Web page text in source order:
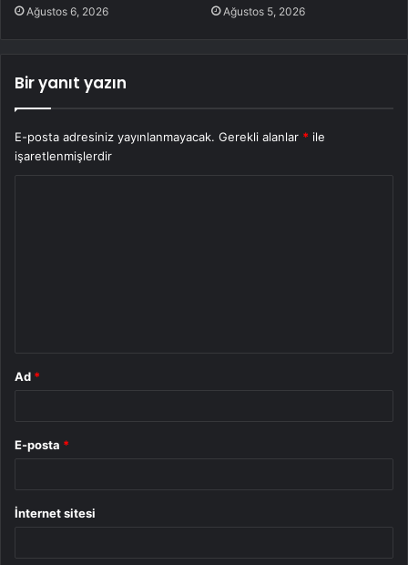
Ağustos 6, 2026 Ağustos 5, 2026
Bir yanıt yazın
E-posta adresiniz yayınlanmayacak. Gerekli alanlar * ile
işaretlenmişlerdir
Ad *
E-posta *
İnternet sitesi